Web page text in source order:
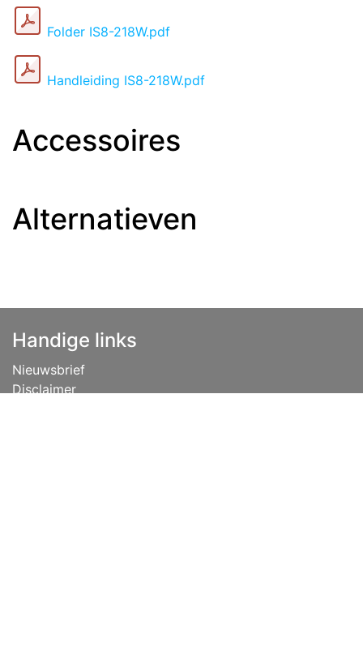
Folder IS8-218W.pdf
Handleiding IS8-218W.pdf
Accessoires
Alternatieven
Handige links
Nieuwsbrief
Disclaimer